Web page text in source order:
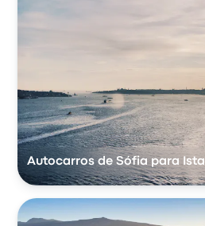
Autocarros de Sófia para